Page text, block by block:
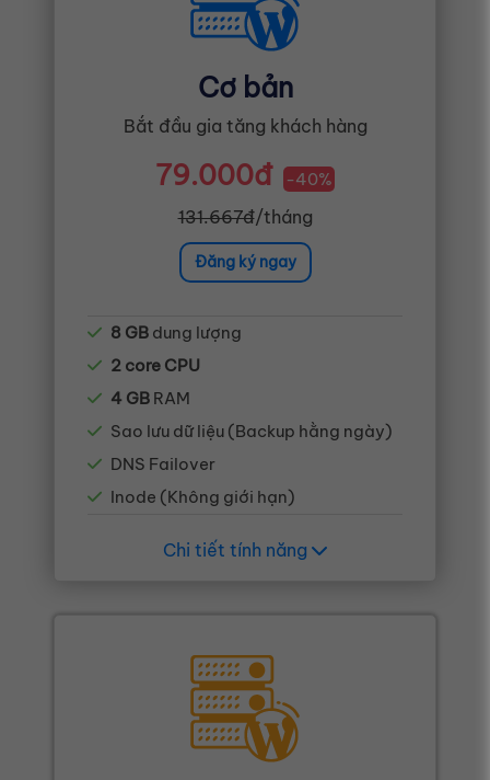
Cơ bản
Bắt đầu gia tăng khách hàng
79.000đ -40%
131.667đ/tháng
Đăng ký ngay
8 GB dung lượng
2 core CPU
4 GB RAM
Sao lưu dữ liệu (Backup hằng ngày)
DNS Failover
Inode (Không giới hạn)
Chi tiết tính năng